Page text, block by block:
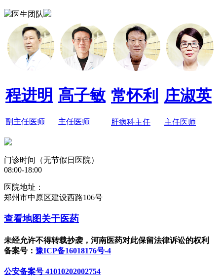
医生团队
程进明
副主任医师
高子敏
主任医师
常怀利
肝病科主任
庄淑英
主任医师
门诊时间（无节假日医院）
08:00-18:00
医院地址：
郑州市中原区建设西路106号
查看地图关于医药
未经允许不得转载抄袭，河南医药对此保留法律诉讼的权利
备案号： 豫ICP备16018176号-4
公安备案号 41010202002754